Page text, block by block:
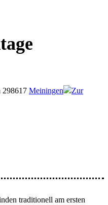
298617 Meiningen
Zur
traditionell am ersten